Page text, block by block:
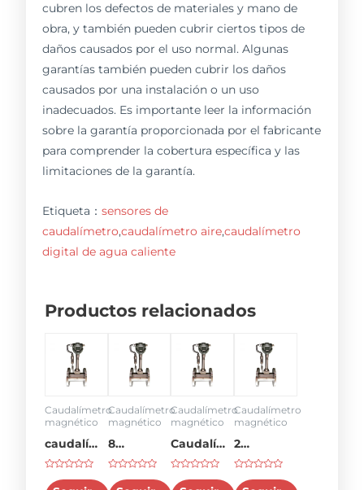
cubren los defectos de materiales y mano de
obra, y también pueden cubrir ciertos tipos de
daños causados por el uso normal. Algunas
garantías también pueden cubrir los daños
causados por una instalación o un uso
inadecuados. Es importante leer la información
sobre la garantía proporcionada por el fabricante
para comprender la cobertura específica y las
limitaciones de la garantía.
Etiqueta：sensores de
caudalímetro,caudalímetro aire,caudalímetro
digital de agua caliente
Productos relacionados
Caudalímetro
magnético
caudalímetro
abb
Rated
0
Caudalímetro
magnético
8
caudalímetro
Rated
0
Caudalímetro
magnético
Caudalímetro
de 3
pulgadas
Rated
0
Caudalímetro
magnético
2
caudalímetro
de agua
Rated
0